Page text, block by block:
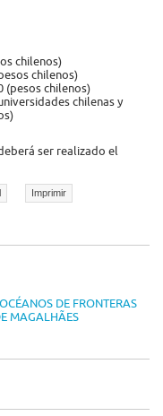
chilenos)
chilenos)
(pesos chilenos)
chilenas y
ser realizado el
Imprimir
DE FRONTERAS
MAGALHÃES